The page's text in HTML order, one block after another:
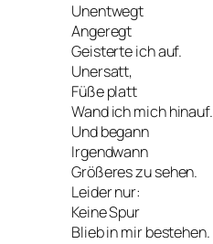
Unentwegt
Angeregt
Geisterte ich auf.
Unersatt,
Füße platt
Wand ich mich hinauf.
Und begann
Irgendwann
Größeres zu sehen.
Leider nur:
Keine Spur
Blieb in mir bestehen.